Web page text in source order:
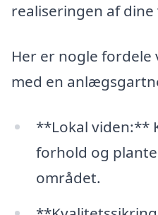
realiseringen af dine
Her er nogle fordele
med en
**Lokal viden:**
forhold og
området.